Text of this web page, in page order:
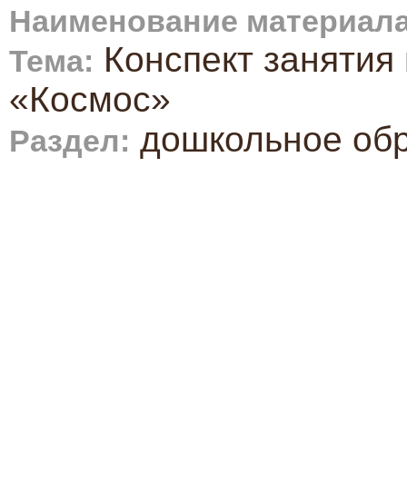
Наименование
Тема: Конспект
«Космос»
Раздел: дошкольное